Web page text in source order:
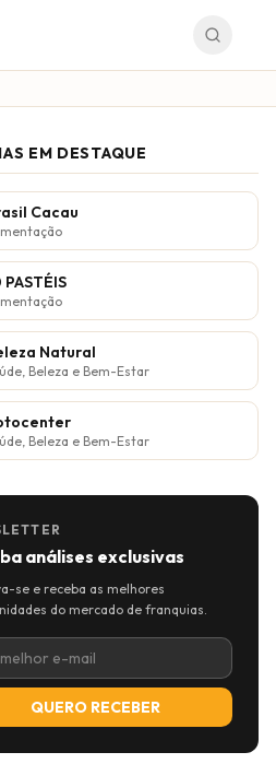
EM DESTAQUE
Cacau
PASTÉIS
Natural
Beleza e Bem-Estar
Beleza e Bem-Estar
análises exclusivas
se e receba as melhores
do mercado de franquias.
QUERO RECEBER